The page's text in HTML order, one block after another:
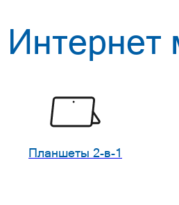
Интернет
Планшеты 2-в-1